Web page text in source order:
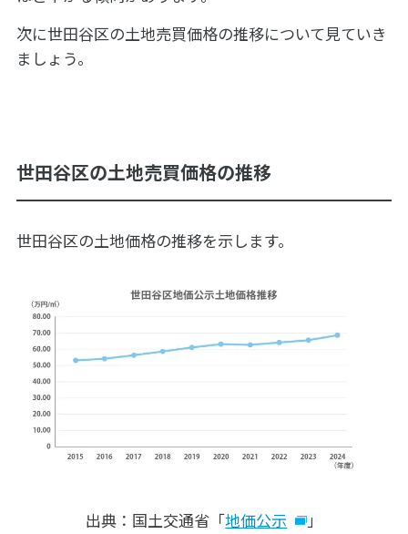
次に世田谷区の土地売買価格の推移について見ていき
ましょう。
世田谷区の土地売買価格の推移
世田谷区の土地価格の推移を示します。
出典：国土交通省「地価公示
」